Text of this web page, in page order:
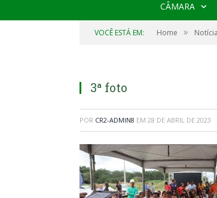
CÂMARA
VOCÊ ESTÁ EM: Home »
3ª foto
POR CR2-ADMIN8 EM 28 DE ABRIL DE 2023